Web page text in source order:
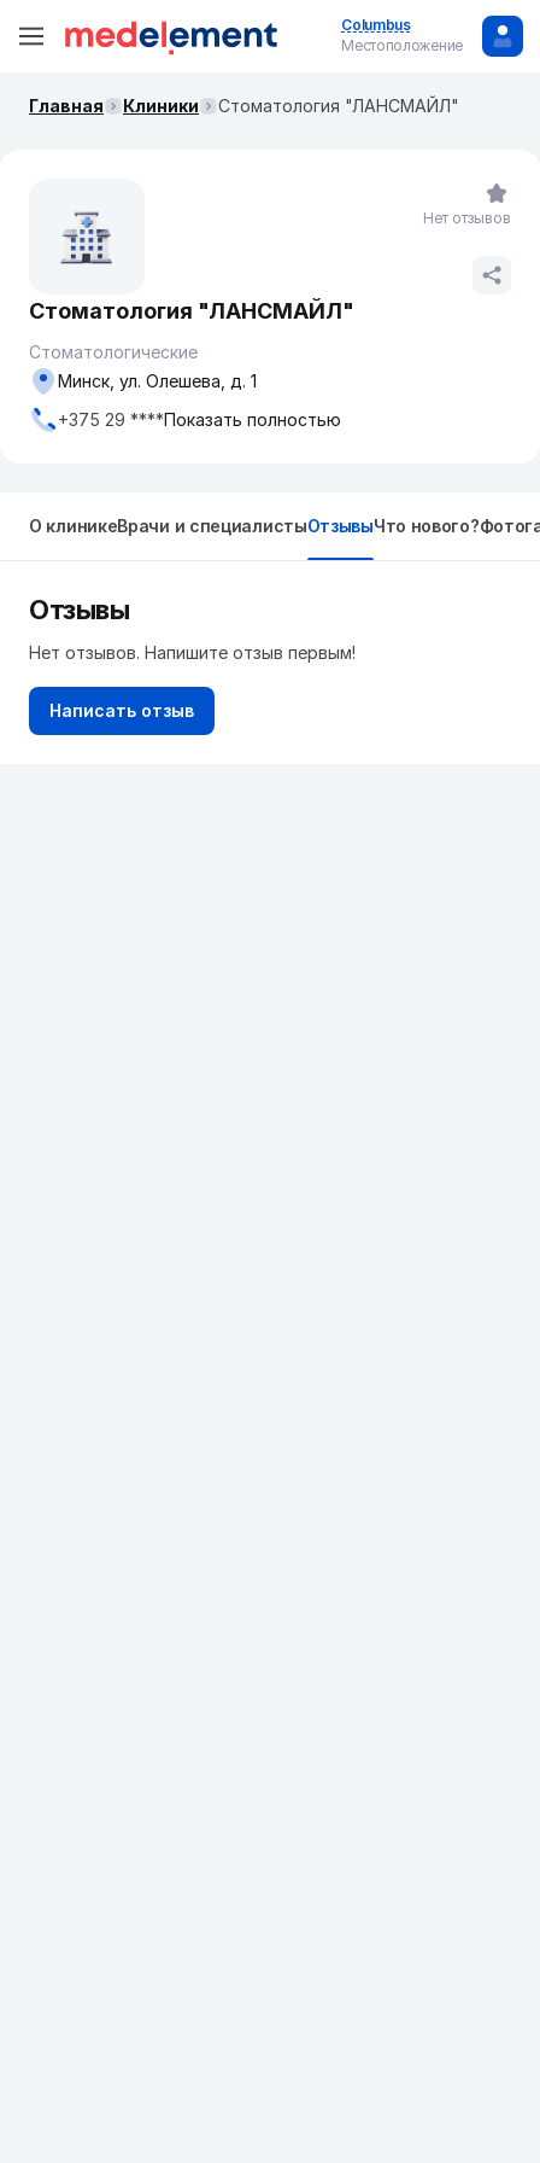
Columbus
Местоположение
Главная Клиники Стоматология "ЛАНСМАЙЛ"
Стоматология "ЛАНСМАЙЛ"
Стоматологические
Минск, ул. Олешева, д. 1
+375 29 ****Показать полностью
Нет отзывов
О клиникеВрачи и специалистыОтзывыЧто нового?
Отзывы
Нет отзывов. Напишите отзыв первым!
Написать отзыв